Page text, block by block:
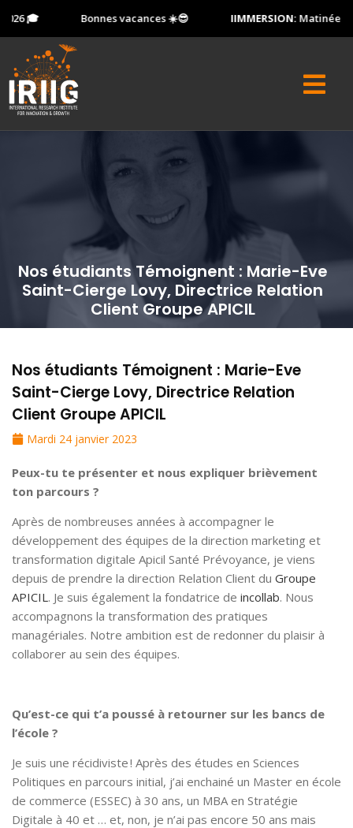
🎓 Bonnes vacances ☀️😎 IIMMERSION:Matinée
Nos étudiants Témoignent : Marie-Eve
Saint-Cierge Lovy, Directrice Relation
Client Groupe APICIL
Nos étudiants Témoignent : Marie-Eve
Saint-Cierge Lovy, Directrice Relation
Client Groupe APICIL
Mardi 24 janvier 2023
Peux-tu te présenter et nous expliquer brièvement
ton parcours ?
Après de nombreuses années à accompagner le
développement des équipes de la direction marketing et
transformation digitale Apicil Santé Prévoyance, je viens
depuis de prendre la direction Relation Client du Groupe
APICIL. Je suis également la fondatrice de incollab. Nous
accompagnons la transformation des pratiques
managériales. Notre ambition est de redonner du plaisir à
collaborer au sein des équipes.
Qu’est-ce qui t’a poussé à retourner sur les bancs de
l’école ?
Je suis une récidiviste ! Après des études en Sciences
Politiques en parcours initial, j’ai enchainé un Master en école
de commerce (ESSEC) à 30 ans, un MBA en Stratégie
Digitale à 40 et … et, non, je n’ai pas encore 50 ans mais